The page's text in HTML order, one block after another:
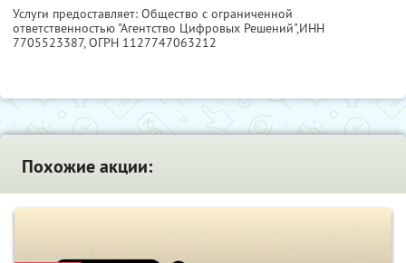
Услуги предоставляет: Общество с ограниченной
ответственностью "Агентство Цифровых Решений",ИНН
7705523387, ОГРН 1127747063212
Похожие акции: